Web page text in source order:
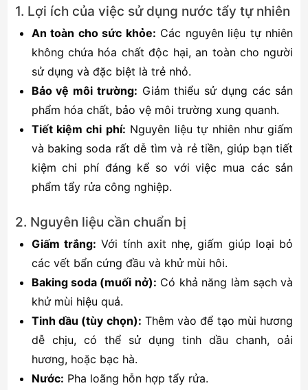
1. Lợi ích của việc sử dụng nước tẩy tự nhiên
An toàn cho sức khỏe: Các nguyên liệu tự nhiên
không chứa hóa chất độc hại, an toàn cho người
sử dụng và đặc biệt là trẻ nhỏ.
Bảo vệ môi trường: Giảm thiểu sử dụng các sản
phẩm hóa chất, bảo vệ môi trường xung quanh.
Tiết kiệm chi phí: Nguyên liệu tự nhiên như giấm
và baking soda rất dễ tìm và rẻ tiền, giúp bạn tiết
kiệm chi phí đáng kể so với việc mua các sản
phẩm tẩy rửa công nghiệp.
2. Nguyên liệu cần chuẩn bị
Giấm trắng: Với tính axit nhẹ, giấm giúp loại bỏ
các vết bẩn cứng đầu và khử mùi hôi.
Baking soda (muối nở): Có khả năng làm sạch và
khử mùi hiệu quả.
Tinh dầu (tùy chọn): Thêm vào để tạo mùi hương
dễ chịu, có thể sử dụng tinh dầu chanh, oải
hương, hoặc bạc hà.
Nước: Pha loãng hỗn hợp tẩy rửa.